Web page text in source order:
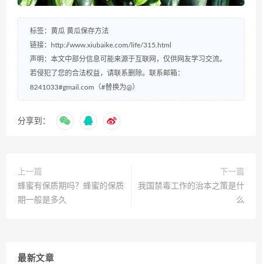
标签： 黄瓜 黄瓜保存方法
链接：
http://www.xiubaike.com/life/315.html
声明：本文中部分信息可能来源于互联网，仅供网友学习交流。
若侵犯了您的合法权益，请联系删除。联系邮箱：
8241033#gmail.com（#替换为@）
分享到：
上一篇
蜂蜜有保质期吗？蜂蜜的保质
期一般是多久
下一篇
我国禁毒工作的治本之策是什
么
最新文章